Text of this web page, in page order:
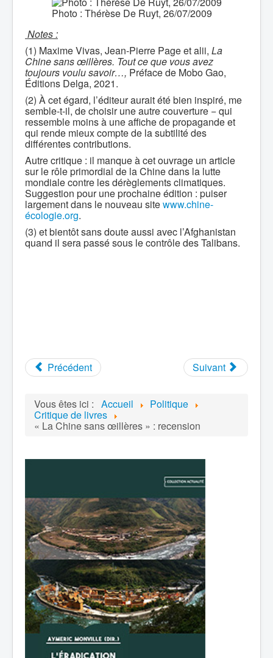
Photo : Thérèse De Ruyt, 26/07/2009
Notes :
(1) Maxime Vivas, Jean-Pierre Page et alii, La
Chine sans œillères. Tout ce que vous avez
toujours voulu savoir…, Préface de Mobo Gao,
Éditions Delga, 2021.
(2) À cet égard, l’éditeur aurait été bien inspiré, me
semble-t-il, de choisir une autre couverture − qui
ressemble moins à une affiche de propagande et
qui rende mieux compte de la subtilité des
différentes contributions.
Autre critique : il manque à cet ouvrage un article
sur le rôle primordial de la Chine dans la lutte
mondiale contre les dérèglements climatiques.
Suggestion pour une prochaine édition : puiser
largement dans le nouveau sitewww.chine-
écologie.org.
(3) et bientôt sans doute aussi avec l’Afghanistan
quand il sera passé sous le contrôle des Talibans.
Précédent Suivant
Vous êtes ici : Accueil Politique
Critique de livres
« La Chine sans œillères » : recension